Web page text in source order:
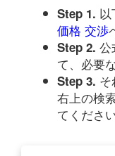
Step 1.
価格 交渉
Step 2. 公
て、必要
Step 3. そ
右上の検
てください